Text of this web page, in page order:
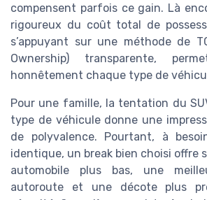
compensent parfois ce gain. Là
rigoureux du coût total de
s’appuyant sur une méthode de
Ownership) transparente,
honnêtement chaque type de
Pour une famille, la tentation du
type de véhicule donne une
de polyvalence. Pourtant, à
identique, un break bien choisi offre
automobile plus bas, une
autoroute et une décote plus